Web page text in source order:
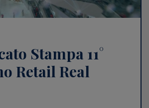
Stampa 11°
Retail Real